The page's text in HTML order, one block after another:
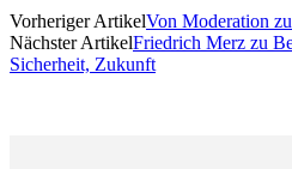
Vorheriger ArtikelVon Moderation
Nächster ArtikelFriedrich Merz zu
Sicherheit, Zukunft